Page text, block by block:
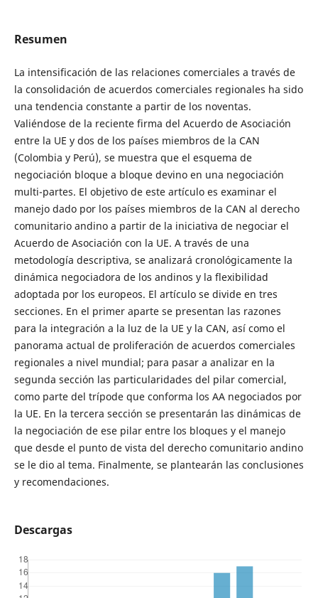
Resumen
La intensificación de las relaciones comerciales a través de
la consolidación de acuerdos comerciales regionales ha sido
una tendencia constante a partir de los noventas.
Valiéndose de la reciente firma del Acuerdo de Asociación
entre la UE y dos de los países miembros de la CAN
(Colombia y Perú), se muestra que el esquema de
negociación bloque a bloque devino en una negociación
multi-partes. El objetivo de este artículo es examinar el
manejo dado por los países miembros de la CAN al derecho
comunitario andino a partir de la iniciativa de negociar el
Acuerdo de Asociación con la UE. A través de una
metodología descriptiva, se analizará cronológicamente la
dinámica negociadora de los andinos y la flexibilidad
adoptada por los europeos. El artículo se divide en tres
secciones. En el primer aparte se presentan las razones
para la integración a la luz de la UE y la CAN, así como el
panorama actual de proliferación de acuerdos comerciales
regionales a nivel mundial; para pasar a analizar en la
segunda sección las particularidades del pilar comercial,
como parte del trípode que conforma los AA negociados por
la UE. En la tercera sección se presentarán las dinámicas de
la negociación de ese pilar entre los bloques y el manejo
que desde el punto de vista del derecho comunitario andino
se le dio al tema. Finalmente, se plantearán las conclusiones
y recomendaciones.
Descargas